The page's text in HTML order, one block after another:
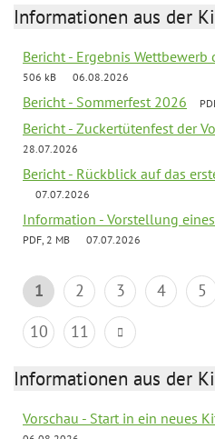
Informationen aus der
Bericht - Ergebnis Wettbewerb
506 kB
06.08.2026
Bericht - Sommerfest 2026
Bericht - Zuckertütenfest der
28.07.2026
Bericht - Rückblick auf das
07.07.2026
Information - Vorstellung
PDF, 2 MB 07.07.2026
1 2 3 4 5
10
11
Informationen aus der
Vorschau - Start in ein neues